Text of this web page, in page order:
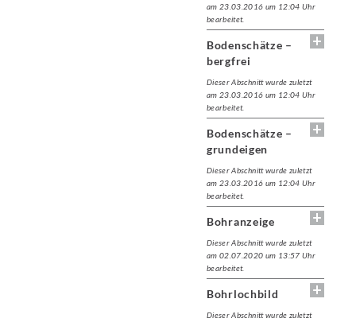
am 23.03.2016 um 12:04 Uhr
bearbeitet.
Bodenschätze –
bergfrei
Dieser Abschnitt wurde zuletzt
am 23.03.2016 um 12:04 Uhr
bearbeitet.
Bodenschätze –
grundeigen
Dieser Abschnitt wurde zuletzt
am 23.03.2016 um 12:04 Uhr
bearbeitet.
Bohranzeige
Dieser Abschnitt wurde zuletzt
am 02.07.2020 um 13:57 Uhr
bearbeitet.
Bohrlochbild
Dieser Abschnitt wurde zuletzt